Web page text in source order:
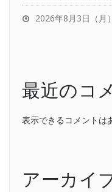
2026年8月3日（月
最近のコ
表示できるコメントは
アーカイ